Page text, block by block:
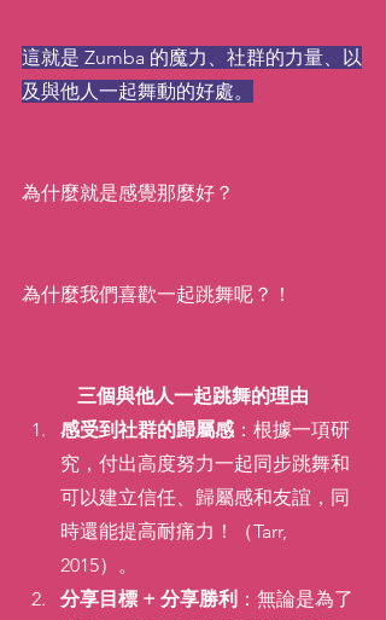
這就是 Zumba 的魔力、社群的力量、以
及與他人一起舞動的好處。
為什麼就是感覺那麼好？
為什麼我們喜歡一起跳舞呢？！
三個與他人一起跳舞的理由
感受到社群的歸屬感：根據一項研
究，付出高度努力一起同步跳舞和
可以建立信任、歸屬感和友誼，同
時還能提高耐痛力！（Tarr,
2015）。
分享目標 + 分享勝利 ：無論是為了